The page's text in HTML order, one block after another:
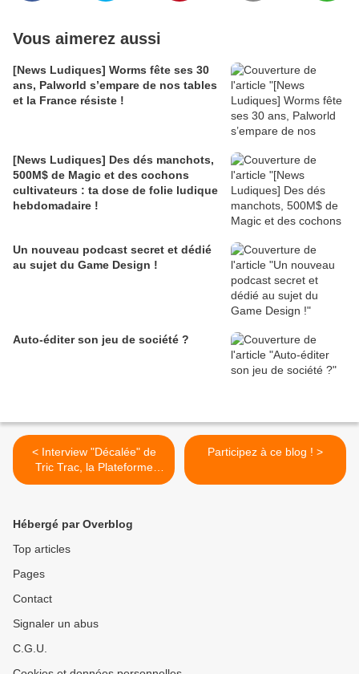
Vous aimerez aussi
[News Ludiques] Worms fête ses 30
ans, Palworld s’empare de nos tables
et la France résiste !
[News Ludiques] Des dés manchots,
500M$ de Magic et des cochons
cultivateurs : ta dose de folie ludique
hebdomadaire !
Un nouveau podcast secret et dédié
au sujet du Game Design !
Auto-éditer son jeu de société ?
< Interview "Décalée" de
Tric Trac, la Plateforme
Web de Jeux de Société
Participez à ce blog ! >
Hébergé par Overblog
Top articles
Pages
Contact
Signaler un abus
C.G.U.